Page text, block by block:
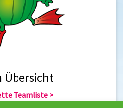
Übersicht
Teamliste >